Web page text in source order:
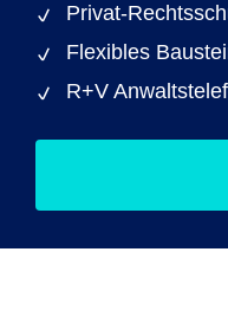
Privat-
Flexibles
R+V